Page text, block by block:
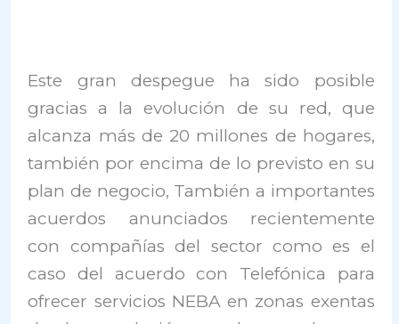
Este gran despegue ha sido posible
gracias a la evolución de su red, que
alcanza más de 20 millones de hogares,
también por encima de lo previsto en su
plan de negocio, También a importantes
acuerdos anunciados recientemente
con compañías del sector como es el
caso del acuerdo con Telefónica para
ofrecer servicios NEBA en zonas exentas